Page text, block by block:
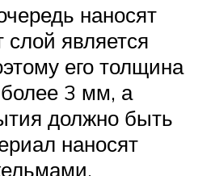
наносят
слой является
его толщина
более 3 мм, а
должно быть
наносят